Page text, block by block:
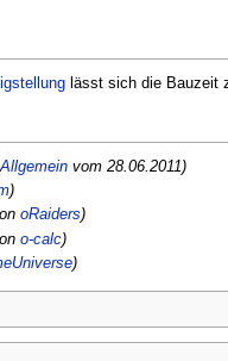
lässt sich die Bauzeit
Allgemeinvom 28.06.2011)
)
oRaiders)
o-calc)
)